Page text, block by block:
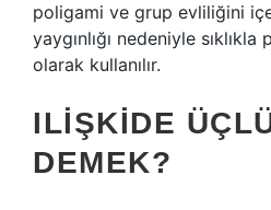
poligami ve grup evliliğini
yaygınlığı nedeniyle sıklıkla
olarak kullanılır.
ILIŞKIDE
DEMEK?